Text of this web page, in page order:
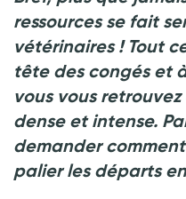
ressources se fait
vétérinaires ! Tout
tête des congés et
vous vous
dense et intense.
demander
palier les départs